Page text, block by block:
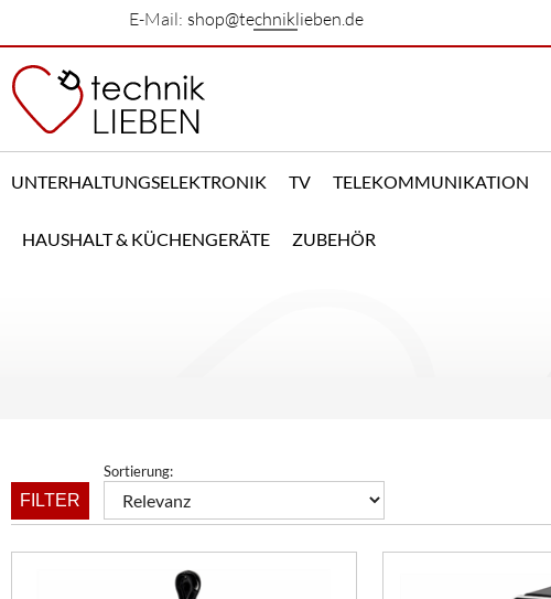
E-Mail: shop@techniklieben.de
UNTERHALTUNGSELEKTRONIK TV TELEKOMMUNIKATION
HAUSHALT & KÜCHENGERÄTE ZUBEHÖR
FILTER
Sortierung: